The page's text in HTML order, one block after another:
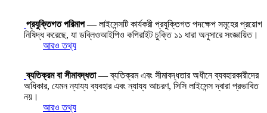
প্রযুক্তিগত পরিমাপ— লাইসেন্সটি কার্যকরী প্রযুক্তিগত পদক্ষেপ সমূহের প্রয়োগ
নিষিদ্ধ করেছে, যা ডব্লিওআইপিও কপিরাইট চুক্তি ১১ ধারা অনুসারে সংজ্ঞায়িত।
আরও তথ্য
ব্যতিক্রম বা সীমাবদ্ধতা— ব্যতিক্রম এবং সীমাবদ্ধতার অধীনে ব্যবহারকারীদের
অধিকার, যেমন ন্যায্য ব্যবহার এবং ন্যায্য আচরণ, সিসি লাইসেন্স দ্বারা প্রভাবিত
নয়।
আরও তথ্য